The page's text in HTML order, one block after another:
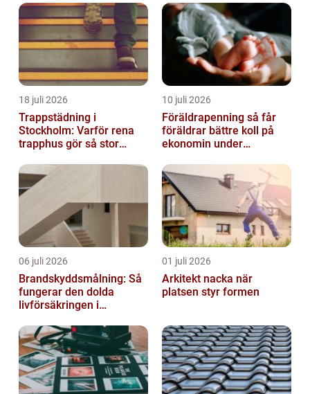
18 juli 2026
Trappstädning i
Stockholm: Varför rena
trapphus gör så stor
10 juli 2026
Föräldrapenning så får
föräldrar bättre koll på
ekonomin under
06 juli 2026
Brandskyddsmålning: Så
fungerar den dolda
livförsäkringen i
01 juli 2026
Arkitekt nacka när
platsen styr formen